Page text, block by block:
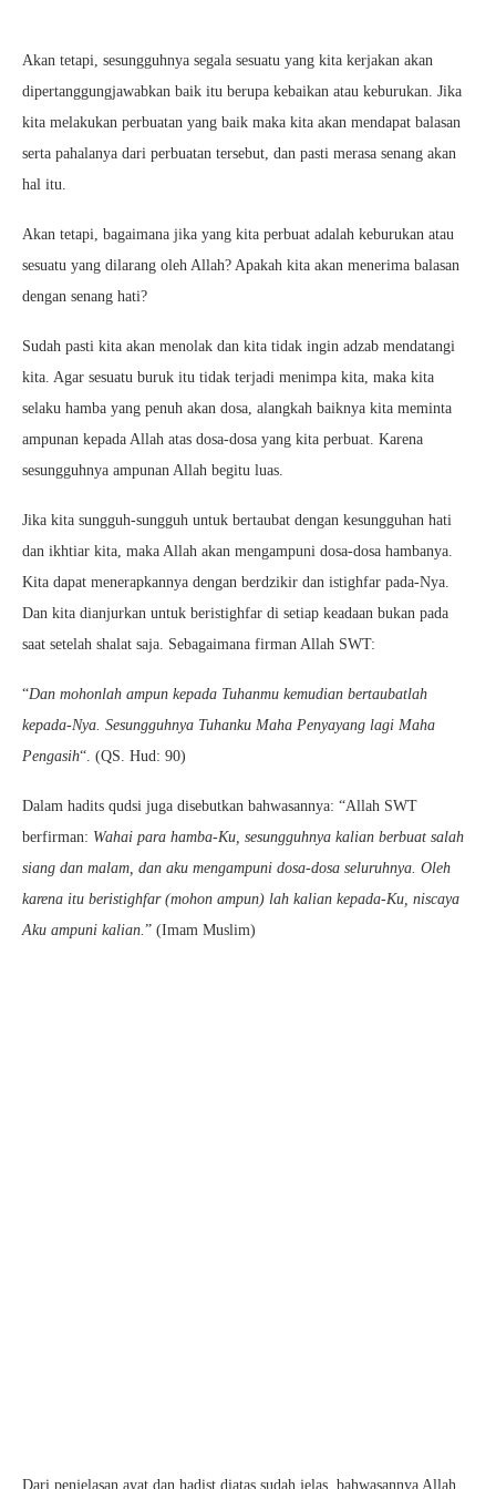
Akan tetapi, sesungguhnya segala sesuatu yang kita kerjakan akan
dipertanggungjawabkan baik itu berupa kebaikan atau keburukan. Jika
kita melakukan perbuatan yang baik maka kita akan mendapat balasan
serta pahalanya dari perbuatan tersebut, dan pasti merasa senang akan
hal itu.
Akan tetapi, bagaimana jika yang kita perbuat adalah keburukan atau
sesuatu yang dilarang oleh Allah? Apakah kita akan menerima balasan
dengan senang hati?
Sudah pasti kita akan menolak dan kita tidak ingin adzab mendatangi
kita. Agar sesuatu buruk itu tidak terjadi menimpa kita, maka kita
selaku hamba yang penuh akan dosa, alangkah baiknya kita meminta
ampunan kepada Allah atas dosa-dosa yang kita perbuat. Karena
sesungguhnya ampunan Allah begitu luas.
Jika kita sungguh-sungguh untuk bertaubat dengan kesungguhan hati
dan ikhtiar kita, maka Allah akan mengampuni dosa-dosa hambanya.
Kita dapat menerapkannya dengan berdzikir dan istighfar pada-Nya.
Dan kita dianjurkan untuk beristighfar di setiap keadaan bukan pada
saat setelah shalat saja. Sebagaimana firman Allah SWT:
“Dan mohonlah ampun kepada Tuhanmu kemudian bertaubatlah
kepada-Nya. Sesungguhnya Tuhanku Maha Penyayang lagi Maha
Pengasih“. (QS. Hud: 90)
Dalam hadits qudsi juga disebutkan bahwasannya: “Allah SWT
berfirman: Wahai para hamba-Ku, sesungguhnya kalian berbuat salah
siang dan malam, dan aku mengampuni dosa-dosa seluruhnya. Oleh
karena itu beristighfar (mohon ampun) lah kalian kepada-Ku, niscaya
Aku ampuni kalian.” (Imam Muslim)
Dari penjelasan ayat dan hadist diatas sudah jelas, bahwasannya Allah